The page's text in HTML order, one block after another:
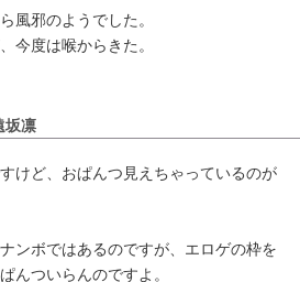
風邪のようでした。
今度は喉からきた。
凛
けど、おぱんつ見えちゃっているのが
ンボではあるのですが、エロゲの枠を
んついらんのですよ。